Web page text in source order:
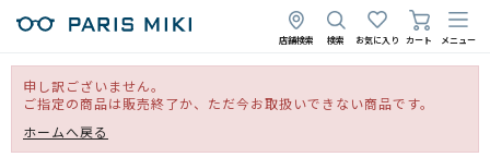
店舗検索 検索 お気に入り カート メニュー
申し訳ございません。
ご指定の商品は販売終了か、ただ今お取扱いできない商品です。
ホームへ戻る